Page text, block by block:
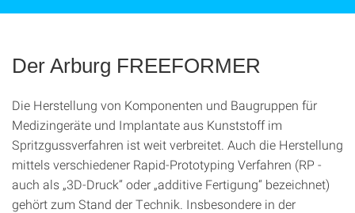
Der Arburg FREEFORMER
Die Herstellung von Komponenten und Baugruppen für
Medizingeräte und Implantate aus Kunststoff im
Spritzgussverfahren ist weit verbreitet. Auch die Herstellung
mittels verschiedener Rapid-Prototyping Verfahren (RP -
auch als „3D-Druck“ oder „additive Fertigung“ bezeichnet)
gehört zum Stand der Technik. Insbesondere in der